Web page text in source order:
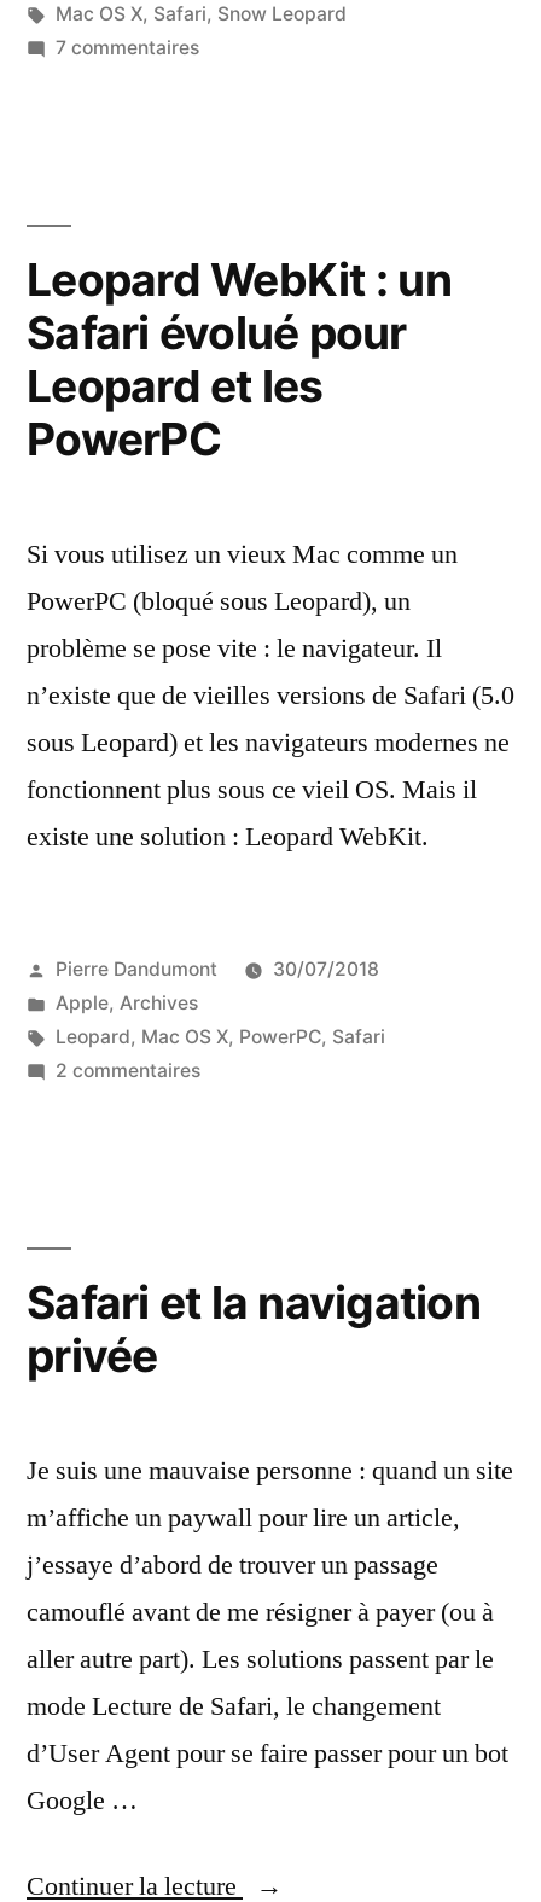
dans
Étiquettes :
Mac OS X, Safari, Snow Leopard
7 commentairessur
évolué
pour
Snow
Leopard
Leopard WebKit : un
Safari évolué pour
Leopard et les
PowerPC
Si vous utilisez un vieux Mac comme un
PowerPC (bloqué sous Leopard), un
problème se pose vite : le navigateur. Il
n’existe que de vieilles versions de Safari (5.0
sous Leopard) et les navigateurs modernes ne
fonctionnent plus sous ce vieil OS. Mais il
existe une solution : Leopard WebKit.
Publié
par
Pierre Dandumont
30/07/2018
Publié
dans
Apple, Archives
Étiquettes :
Leopard, Mac OS X, PowerPC, Safari
2 commentairessur
pour
Safari et la navigation
privée
Je suis une mauvaise personne : quand un site
m’affiche un paywall pour lire un article,
j’essaye d’abord de trouver un passage
camouflé avant de me résigner à payer (ou à
aller autre part). Les solutions passent par le
mode Lecture de Safari, le changement
d’User Agent pour se faire passer pour un bot
Google …
Continuer la lecture « Safari